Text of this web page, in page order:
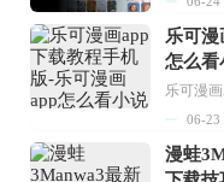
乐可漫
怎么看
06-23
漫蛙